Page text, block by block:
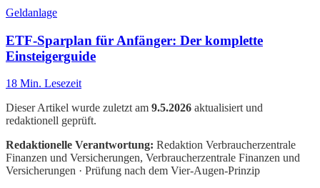
Geldanlage
ETF-Sparplan für Anfänger: Der komplette
Einsteigerguide
18 Min. Lesezeit
Dieser Artikel wurde zuletzt am 9.5.2026 aktualisiert und
redaktionell geprüft.
Redaktionelle Verantwortung: Redaktion Verbraucherzentrale
Finanzen und Versicherungen, Verbraucherzentrale Finanzen und
Versicherungen · Prüfung nach dem Vier-Augen-Prinzip